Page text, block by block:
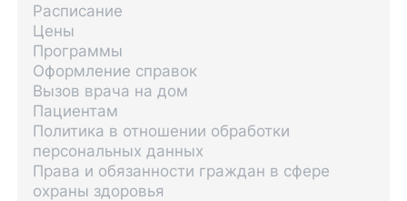
Расписание
Цены
Программы
Оформление справок
Вызов врача на дом
Пациентам
Политика в отношении обработки
персональных данных
Права и обязанности граждан в сфере
охраны здоровья